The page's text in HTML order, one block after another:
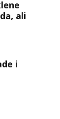
ali
i